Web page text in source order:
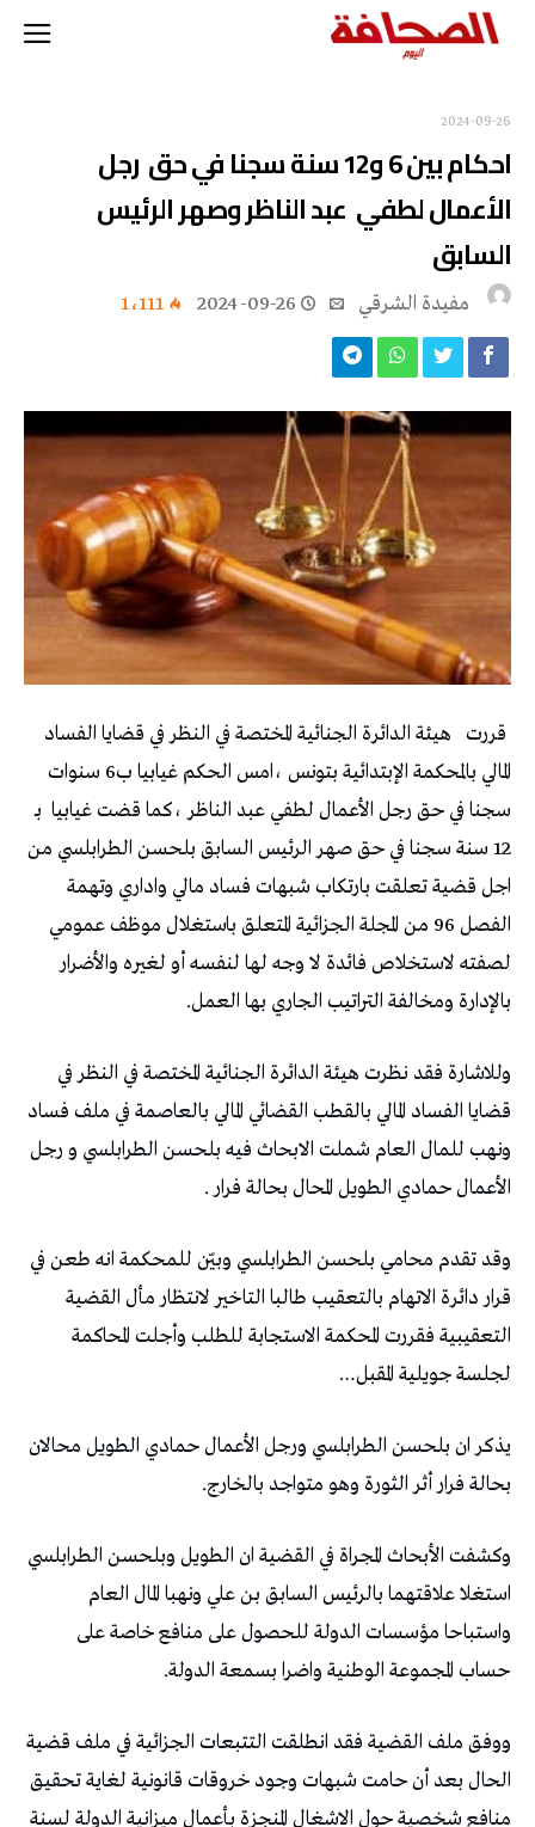
2024-09-26
احكام بين 6 و12 سنة سجنا في حق رجل
الأعمال لطفي عبد الناظر وصهر الرئيس
السابق
مفيدة الشرقي 2024-09-26 1٬111
قررت
هيئة الدائرة الجنائية المختصة في النظر في قضايا الفساد
المالي بالمحكمة الإبتدائية بتونس ،امس الحكم غيابيا ب6 سنوات
سجنا في حق رجل الأعمال لطفي عبد الناظر ،كما قضت غيابيا بـ
12 سنة سجنا في حق صهر الرئيس السابق بلحسن الطرابلسي من
اجل قضية تعلقت بارتكاب شبهات فساد مالي واداري وتهمة
الفصل 96 من المجلة الجزائية المتعلق باستغلال موظف عمومي
لصفته لاستخلاص فائدة لا وجه لها لنفسه أو لغيره والأضرار
بالإدارة ومخالفة التراتيب الجاري بها العمل.
وللاشارة فقد نظرت هيئة الدائرة الجنائية المختصة في النظر في
قضايا الفساد المالي بالقطب القضائي المالي بالعاصمة في ملف فساد
ونهب للمال العام شملت الابحاث فيه بلحسن الطرابلسي و رجل
الأعمال حمادي الطويل المحال بحالة فرار .
وقد تقدم محامي بلحسن الطرابلسي وبيّن للمحكمة انه طعن في
قرار دائرة الاتهام بالتعقيب طالبا التاخير لانتظار مأل القضية
التعقيبية فقررت المحكمة الاستجابة للطلب وأجلت المحاكمة
لجلسة جويلية المقبل…
يذكر ان بلحسن الطرابلسي ورجل الأعمال حمادي الطويل محالان
بحالة فرار أثر الثورة وهو متواجد بالخارج.
وكشفت الأبحاث المجراة في القضية ان الطويل وبلحسن الطرابلسي
استغلا علاقتهما بالرئيس السابق بن علي ونهبا المال العام
واستباحا مؤسسات الدولة للحصول على منافع خاصة على
حساب المجموعة الوطنية واضرا بسمعة الدولة.
ووفق ملف القضية فقد انطلقت التتبعات الجزائية في ملف قضية
الحال بعد أن حامت شبهات وجود خروقات قانونية لغاية تحقيق
منافع شخصية حول الاشغال المنجزة بأعمال ميزانية الدولة لسنة